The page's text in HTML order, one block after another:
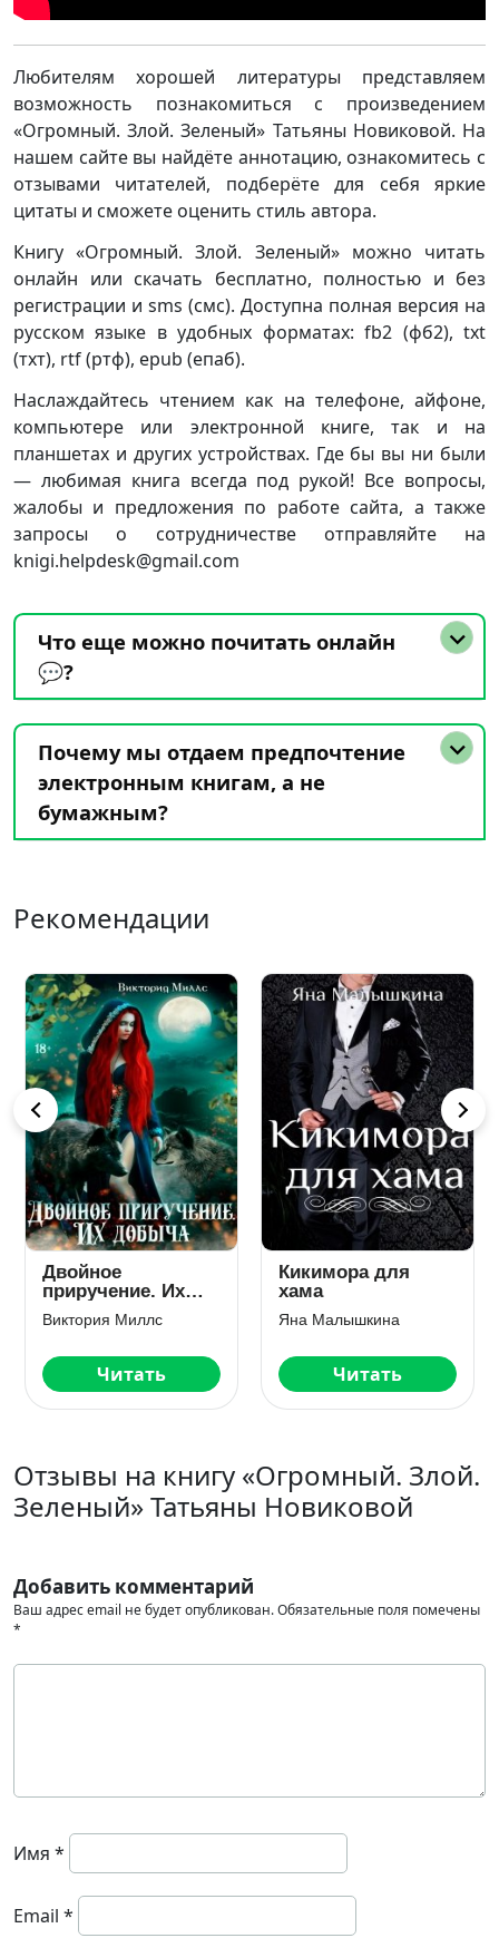
Любителям хорошей литературы представляем
возможность познакомиться с произведением
«Огромный. Злой. Зеленый» Татьяны Новиковой. На
нашем сайте вы найдёте аннотацию, ознакомитесь с
отзывами читателей, подберёте для себя яркие
цитаты и сможете оценить стиль автора.
Книгу «Огромный. Злой. Зеленый» можно читать
онлайн или скачать бесплатно, полностью и без
регистрации и sms (смс). Доступна полная версия на
русском языке в удобных форматах: fb2 (фб2), txt
(тхт), rtf (ртф), epub (епаб).
Наслаждайтесь чтением как на телефоне, айфоне,
компьютере или электронной книге, так и на
планшетах и других устройствах. Где бы вы ни были
— любимая книга всегда под рукой! Все вопросы,
жалобы и предложения по работе сайта, а также
запросы о сотрудничестве отправляйте на
knigi.helpdesk@gmail.com
Что еще можно почитать онлайн
💬?
Почему мы отдаем предпочтение
электронным книгам, а не
бумажным?
Рекомендации
Двойное
приручение. Их
добыча
Виктория Миллс
Читать
Кикимора для
хама
Яна Малышкина
Читать
Отзывы на книгу «Огромный. Злой.
Зеленый» Татьяны Новиковой
Добавить комментарий
Ваш адрес email не будет опубликован.Обязательные поля помечены
*
Имя *
Email *